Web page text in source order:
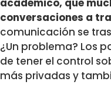
conversaciones a
comunicación se
¿Un problema? Los
de tener el control
más privadas y